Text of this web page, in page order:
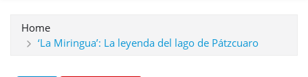
Home
‘La Miringua’: La leyenda del lago de Pátzcuaro